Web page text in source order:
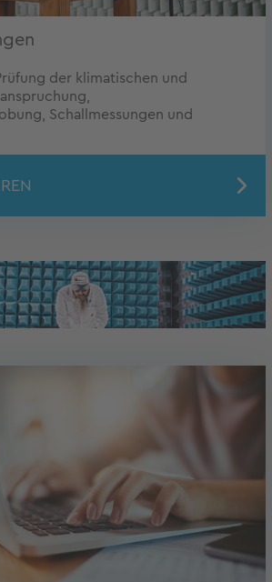
der klimatischen und
Schallmessungen und